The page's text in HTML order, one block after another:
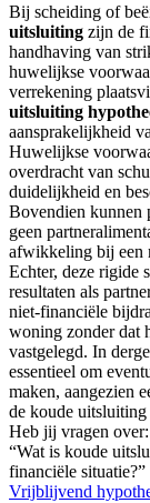
Bij scheiding of
uitsluiting zijn de
handhaving van
huwelijkse
verrekening
uitsluiting
aansprakelijkheid
Huwelijkse
overdracht van
duidelijkheid en
Bovendien kunnen
geen
afwikkeling bij een
Echter, deze rigide
resultaten als
niet-financiële
woning zonder dat
vastgelegd. In
essentieel om
maken, aangezien
de koude uitsluiting
Heb jij vragen over:
“Wat is koude
financiële situatie?”
Vrijblijvend